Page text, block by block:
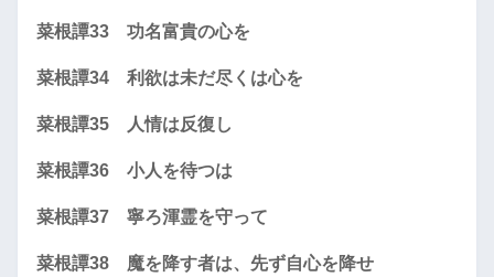
菜根譚33 功名富貴の心を
菜根譚34 利欲は未だ尽くは心を
菜根譚35 人情は反復し
菜根譚36 小人を待つは
菜根譚37 寧ろ渾霊を守って
菜根譚38 魔を降す者は、先ず自心を降せ